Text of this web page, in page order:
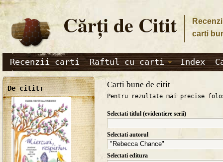
Cărţi de Citit
carti
Recenzii carti Raftul cu carti Index
De citit: Carti bune de citit
Pentru rezultate mai precise
Selectati titlul (evidentiere serii)
Selectati autorul
Selectati editura